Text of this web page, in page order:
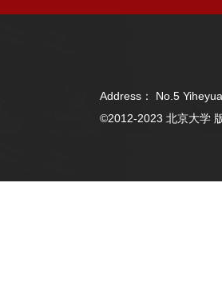
Address： No.5
©2012-2023 北京大学